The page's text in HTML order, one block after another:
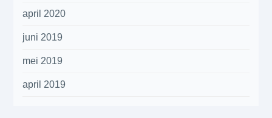
april 2020
juni 2019
mei 2019
april 2019